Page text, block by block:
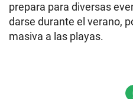
prepara para diversas
darse durante el verano,
masiva a las playas.